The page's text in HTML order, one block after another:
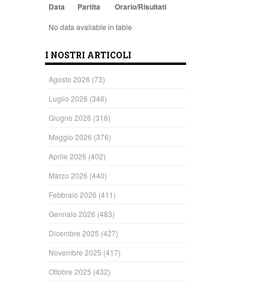
Data Partita Orario/Risultati
No data available in table
I NOSTRI ARTICOLI
Agosto 2026 (73)
Luglio 2026 (346)
Giugno 2026 (316)
Maggio 2026 (376)
Aprile 2026 (402)
Marzo 2026 (440)
Febbraio 2026 (411)
Gennaio 2026 (483)
Dicembre 2025 (427)
Novembre 2025 (417)
Ottobre 2025 (432)